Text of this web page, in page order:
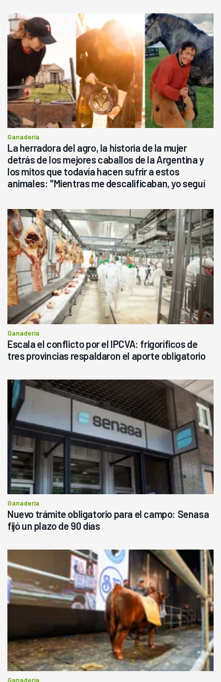
Ganadería
La herradora del agro, la historia de la mujer
detrás de los mejores caballos de la Argentina y
los mitos que todavía hacen sufrir a estos
animales: "Mientras me descalificaban, yo seguí
Ganadería
Escala el conflicto por el IPCVA: frigoríficos de
tres provincias respaldaron el aporte obligatorio
Ganadería
Nuevo trámite obligatorio para el campo: Senasa
fijó un plazo de 90 días
Ganadería